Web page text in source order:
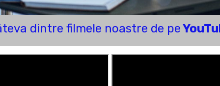
dintre filmele noastre de pe